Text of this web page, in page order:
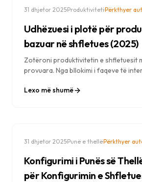
31 dhjetor 2025·Produktiviteti·Përkthyer
Udhëzuesi i plotë për
bazuar në shfletues (2025)
Zotëroni produktivitetin e shfletuesit
provuara. Nga bllokimi i faqeve të
minimalizmi dixhital — gjithçka që ju
Lexo më shumë
31 dhjetor 2025·Punë e thellë·Përkthyer
Konfigurimi i Punës së
për Konfigurimin e